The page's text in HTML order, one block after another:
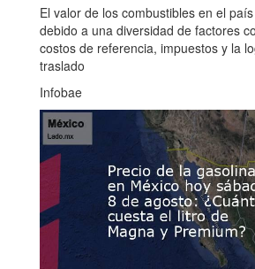
El valor de los combustibles en el
debido a una diversidad de factores
costos de referencia, impuestos y la
traslado
Infobae